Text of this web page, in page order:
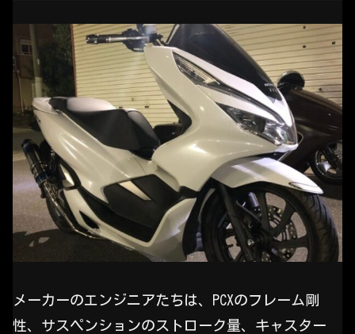
メーカーのエンジニアたちは、PCXのフレーム剛
性、サスペンションのストローク量、キャスター